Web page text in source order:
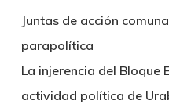
Juntas de acción
parapolítica
La injerencia del Bloque
actividad política de